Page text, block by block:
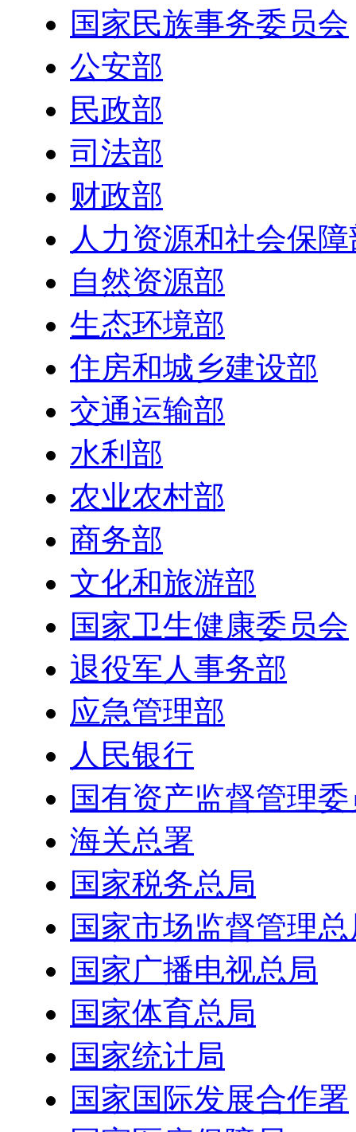
国家民族事务委员会
公安部
民政部
司法部
财政部
人力资源和社会保
自然资源部
生态环境部
住房和城乡建设部
交通运输部
水利部
农业农村部
商务部
文化和旅游部
国家卫生健康委员会
退役军人事务部
应急管理部
人民银行
国有资产监督管理
海关总署
国家税务总局
国家市场监督管理
国家广播电视总局
国家体育总局
国家统计局
国家国际发展合作署